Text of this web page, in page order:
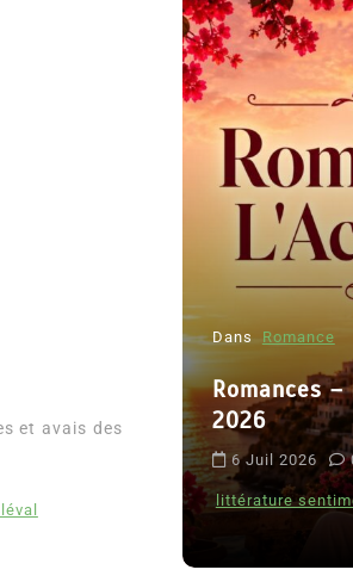
et avais des
words
Dans Romance
Romances
2026
6 Juil 2026
littérature